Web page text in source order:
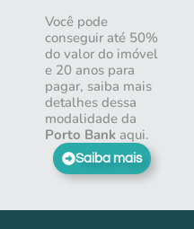
Você pode
conseguir até 50%
do valor do imóvel
e 20 anos para
pagar, saiba mais
detalhes dessa
modalidade da
Porto Bank aqui.
Saiba mais